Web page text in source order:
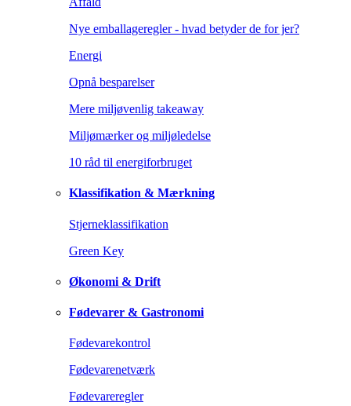
Nye emballageregler - hvad betyder de for jer?
Energi
Opnå besparelser
Mere miljøvenlig takeaway
Miljømærker og miljøledelse
10 råd til energiforbruget
Klassifikation & Mærkning
Stjerneklassifikation
Green Key
Økonomi & Drift
Fødevarer & Gastronomi
Fødevarekontrol
Fødevarenetværk
Fødevareregler